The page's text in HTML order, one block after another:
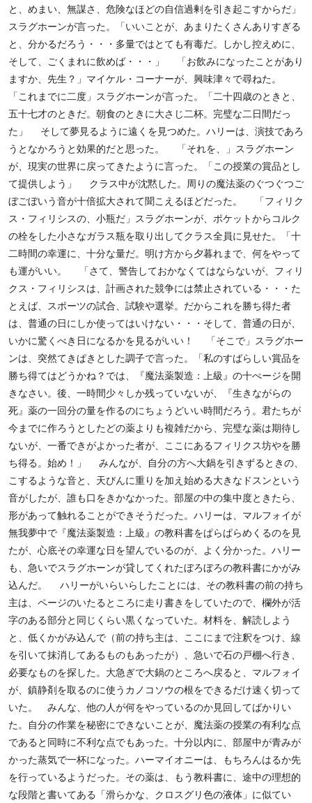
と、めまい、無謀さ、危険なほどの自信過剰を引き起こすからだ」
スラグホーンが言った。「いいことが、あまりたくさんありすぎる
と、分かるだろう・・・多量ではとても有毒だ。しかし控えめに、
そして、ごくまれに飲めば・・・」 「お飲みになったことがあり
ますか、先生？」マイケル・コーナーが、興味津々で尋ねた。
「これまでに二度」スラグホーンが言った。「二十四歳のときと、
五十七才のときだ。朝食のときに大さじ二杯。完璧な二日間だっ
た」 そして夢見るように遠くを見つめた。ハリーは、演技であろ
うとなかろうと効果的だと思った。 「それを、」スラグホーン
が、現実の世界に戻ってきたように言った。「この授業の賞品とし
て提供しよう」 クラス中が沈黙した。周りの魔法薬のぐつぐつご
ぼごぼいう音が十倍拡大されて聞こえるほどだった。 「フィリク
ス・フィリシスの、小瓶だ」スラグホーンが、ポケットからコルク
の栓をした小さなガラス瓶を取り出してクラス全員に見せた。「十
二時間の幸運に、十分な量だ。明け方から夕暮れまで、何をやって
も運がいい。 「さて、警告しておかなくてはならないが、フィリ
クス・フィリシスは、計画された競争には禁止されている・・・た
とえば、スポーツの試合、試験や選挙。だからこれを勝ち得た者
は、普通の日にしか使ってはいけない・・・そして、普通の日が、
いかに驚くべき日になるかを見るがいい！ 「そこで」スラグホー
ンは、突然てきぱきとした調子で言った。「私のすばらしい賞品を
勝ち得てはどうかね？では、『魔法薬製造：上級』の十ぺージを開
きなさい。後、一時間少々しか残っていないが、『生きながらの
死』薬の一回分の量を作るのにちょうどいい時間だろう。君たちが
今までに作ろうとしたどの薬よりも複雑だから、完璧な薬は期待し
ないが、一番できがよかった者が、ここにあるフィリクス坊やを勝
ち得る。始め！」 みんなが、自分の方へ大鍋を引きずるときの、
こするような音と、天びんに重りを加え始める大きなドスンという
音がしたが、誰も口をきかなかった。部屋の中の集中度ときたら、
形があって触れることができそうだった。ハリーは、マルフォイが
無我夢中で『魔法薬製造：上級』の教科書をぱらぱらめくるのを見
たが、心底その幸運な日を望んでいるのが、よく分かった。ハリー
も、急いでスラグホーンが貸してくれたぼろぼろの教科書にかがみ
込んだ。 ハリーがいらいらしたことには、その教科書の前の持ち
主は、ページのいたるところに走り書きをしていたので、欄外が活
字のある部分と同じくらい黒くなっていた。材料を、解読しよう
と、低くかがみ込んで（前の持ち主は、ここにまで注釈をつけ、線
を引いて抹消してあるものもあったが）、急いで石の戸棚へ行き、
必要なものを探した。大急ぎで大鍋のところへ戻ると、マルフォイ
が、鎮静剤を取るのに使うカノコソウの根をできるだけ速く切って
いた。 みんな、他の人が何をやっているのか見回してばかりい
た。自分の作業を秘密にできないことが、魔法薬の授業の有利な点
であると同時に不利な点でもあった。十分以内に、部屋中が青みが
かった蒸気で一杯になった。ハーマイオニーは、もちろんはるか先
を行っているようだった。その薬は、もう教科書に、途中の理想的
な段階と書いてある「滑らかな、クロスグリ色の液体」に似てい